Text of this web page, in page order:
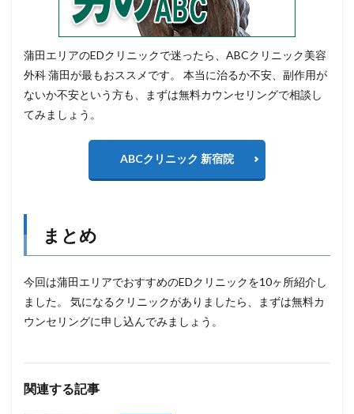
蒲田エリアのEDクリニックで迷ったら、ABCクリニック美容
外科 蒲田が最もおススメです。 本当に治るか不安、副作用が
ないか不安という方も、まずは無料カウンセリングで相談し
てみましょう。
ABCクリニック 新宿院
まとめ
今回は蒲田エリアでおすすめのEDクリニックを10ヶ所紹介し
ました。 気になるクリニックがありましたら、まずは無料カ
ウンセリングに申し込んでみましょう。
関連する記事